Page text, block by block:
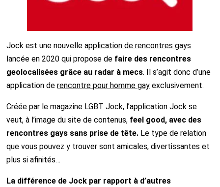
Jock est une nouvelleapplication de rencontres gays
lancée en 2020 qui propose de faire des rencontres
geolocalisées grâce au radar à mecs. Il s’agit donc d’une
application derencontre pour homme gay exclusivement.
Créée par le magazine LGBT Jock, l’application Jock se
veut, à l’image du site de contenus, feel good, avec des
rencontres gays sans prise de tête. Le type de relation
que vous pouvez y trouver sont amicales, divertissantes et
plus si afinités…
La différence de Jock par rapport à d’autres